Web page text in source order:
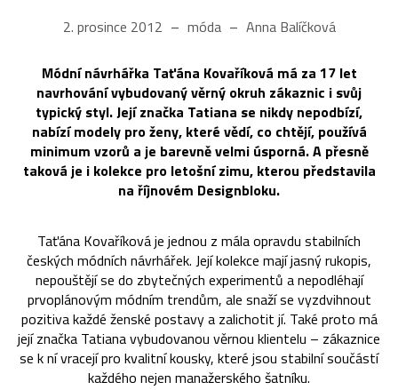
2. prosince 2012 móda Anna Balíčková
Módní návrhářka Taťána Kovaříková má za 17 let
navrhování vybudovaný věrný okruh zákaznic i svůj
typický styl. Její značka Tatiana se nikdy nepodbízí,
nabízí modely pro ženy, které vědí, co chtějí, používá
minimum vzorů a je barevně velmi úsporná. A přesně
taková je i kolekce pro letošní zimu, kterou představila
na říjnovém Designbloku.
Taťána Kovaříková je jednou z mála opravdu stabilních
českých módních návrhářek. Její kolekce mají jasný rukopis,
nepouštějí se do zbytečných experimentů a nepodléhají
prvoplánovým módním trendům, ale snaží se vyzdvihnout
pozitiva každé ženské postavy a zalichotit jí. Také proto má
její značka Tatiana vybudovanou věrnou klientelu – zákaznice
se k ní vracejí pro kvalitní kousky, které jsou stabilní součástí
každého nejen manažerského šatníku.